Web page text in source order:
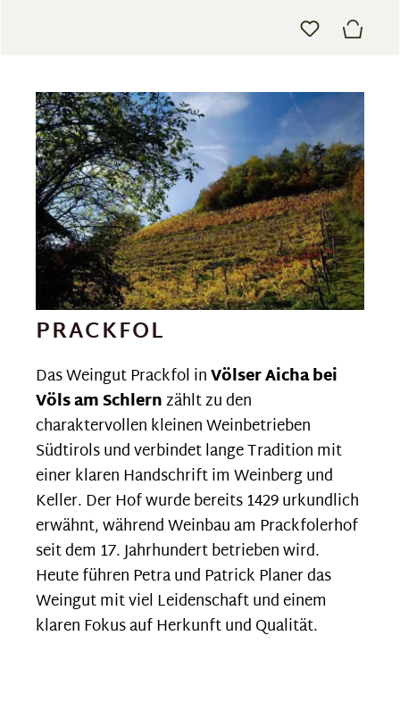
PRACKFOL
Das Weingut Prackfol inVölser Aicha bei
Völs am Schlernzählt zu den
charaktervollen kleinen Weinbetrieben
Südtirols und verbindet lange Tradition mit
einer klaren Handschrift im Weinberg und
Keller. Der Hof wurde bereits 1429 urkundlich
erwähnt, während Weinbau am Prackfolerhof
seit dem 17. Jahrhundert betrieben wird.
Heute führen Petra und Patrick Planer das
Weingut mit viel Leidenschaft und einem
klaren Fokus auf Herkunft und Qualität.